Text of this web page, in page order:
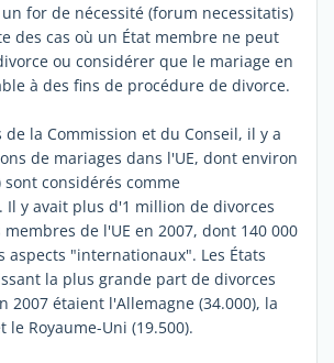
for de nécessité (forum necessitatis)
des cas où un État membre ne peut
ou considérer que le mariage en
à des fins de procédure de divorce.
de la Commission et du Conseil, il y a
de mariages dans l'UE, dont environ
sont considérés comme
y avait plus d'1 million de divorces
de l'UE en 2007, dont 140 000
aspects "internationaux". Les États
la plus grande part de divorces
2007 étaient l'Allemagne (34.000), la
le Royaume-Uni (19.500).